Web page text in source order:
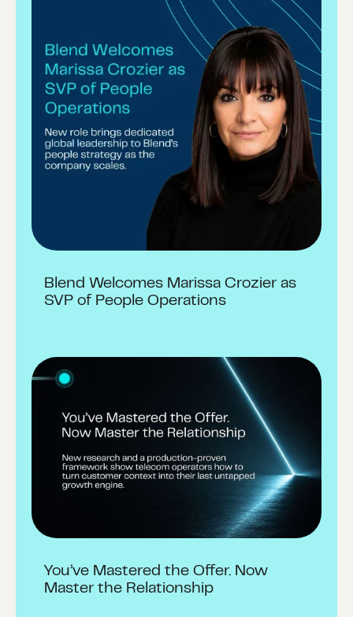
Blend Welcomes Marissa Crozier as
SVP of People Operations
You’ve Mastered the Offer. Now
Master the Relationship